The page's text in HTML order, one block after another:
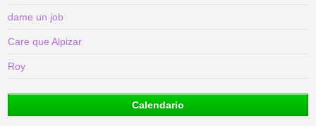
dame un job
Care que Alpizar
Roy
Calendario